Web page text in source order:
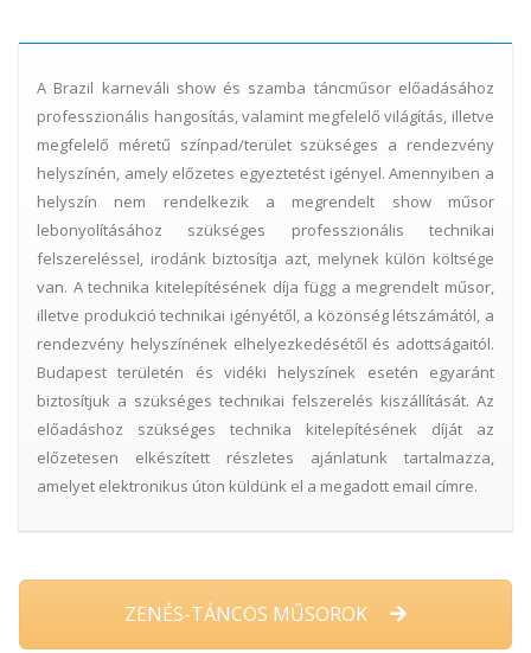
A Brazil karneváli show és szamba táncműsor előadásához
professzionális hangosítás, valamint megfelelő világítás, illetve
megfelelő méretű színpad/terület szükséges a rendezvény
helyszínén, amely előzetes egyeztetést igényel. Amennyiben a
helyszín nem rendelkezik a megrendelt show műsor
lebonyolításához szükséges professzionális technikai
felszereléssel, irodánk biztosítja azt, melynek külön költsége
van. A technika kitelepítésének díja függ a megrendelt műsor,
illetve produkció technikai igényétől, a közönség létszámától, a
rendezvény helyszínének elhelyezkedésétől és adottságaitól.
Budapest területén és vidéki helyszínek esetén egyaránt
biztosítjuk a szükséges technikai felszerelés kiszállítását. Az
előadáshoz szükséges technika kitelepítésének díját az
előzetesen elkészített részletes ajánlatunk tartalmazza,
amelyet elektronikus úton küldünk el a megadott email címre.
ZENÉS-TÁNCOS MŰSOROK